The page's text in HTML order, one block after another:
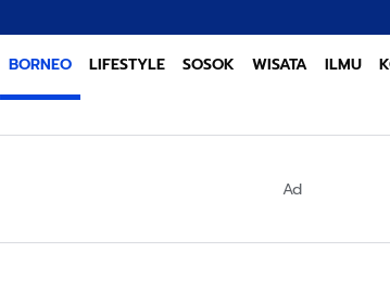
BORNEO LIFESTYLE SOSOK WISATA ILMU
Ad